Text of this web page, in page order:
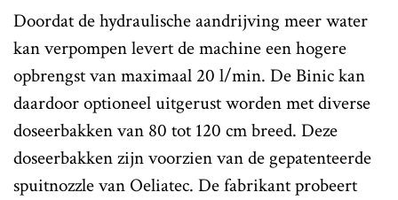
Doordat de hydraulische aandrijving meer water
kan verpompen levert de machine een hogere
opbrengst van maximaal 20 l/min. De Binic kan
daardoor optioneel uitgerust worden met diverse
doseerbakken van 80 tot 120 cm breed. Deze
doseerbakken zijn voorzien van de gepatenteerde
spuitnozzle van Oeliatec. De fabrikant probeert